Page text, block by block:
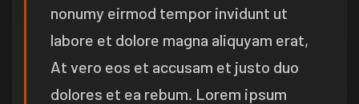
nonumy eirmod tempor invidunt ut
labore et dolore magna aliquyam erat,
At vero eos et accusam et justo duo
dolores et ea rebum. Lorem ipsum